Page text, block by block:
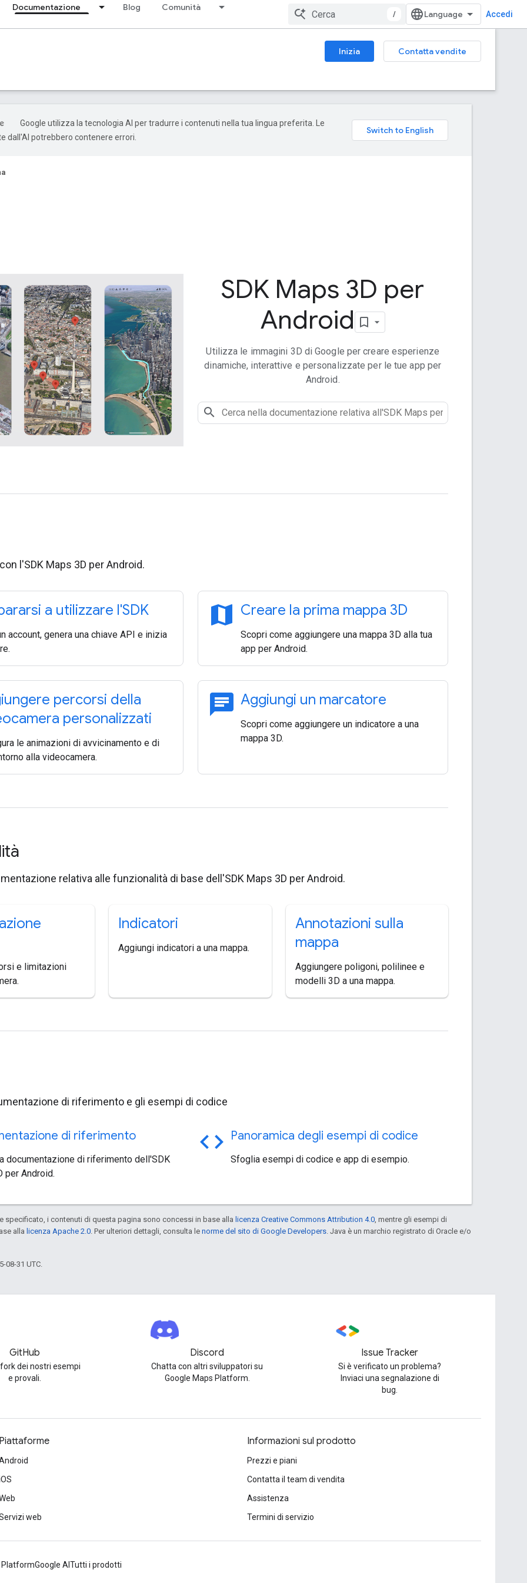
Documentazione Blog Comunità
/ Accedi
Inizia
Contatta vendite
Google utilizza la tecnologia AI per tradurre i contenuti nella tua lingua preferita. Le
dall'AI potrebbero contenere errori.
SDK Maps 3D per
Android
Utilizza le immagini 3D di Google per creare esperienze
dinamiche, interattive e personalizzate per le tue app per
Android.
l'SDK Maps 3D per Android.
a utilizzare l'SDK
account, genera una chiave API e inizia
map Creare la prima mappa 3D
Scopri come aggiungere una mappa 3D alla tua
app per Android.
percorsi della
personalizzati
le animazioni di avvicinamento e di
alla videocamera.
chat Aggiungi un marcatore
Scopri come aggiungere un indicatore a una
mappa 3D.
relativa alle funzionalità di base dell'SDK Maps 3D per Android.
e limitazioni
Indicatori
Aggiungi indicatori a una mappa.
Annotazioni sulla
mappa
Aggiungere poligoni, polilinee e
modelli 3D a una mappa.
di riferimento e gli esempi di codice
di riferimento
documentazione di riferimento dell'SDK
per Android.
code Panoramica degli esempi di codice
Sfoglia esempi di codice e app di esempio.
specificato, i contenuti di questa pagina sono concessi in base alla licenza Creative Commons Attribution 4.0, mentre gli esempi di
alla licenza Apache 2.0. Per ulteriori dettagli, consulta le norme del sito di Google Developers. Java è un marchio registrato di Oracle e/o
08-31 UTC.
GitHub
fork dei nostri esempi
e provali.
Discord
Chatta con altri sviluppatori su
Google Maps Platform.
Issue Tracker
Si è verificato un problema?
Inviaci una segnalazione di
bug.
Piattaforme
web
Informazioni sul prodotto
Prezzi e piani
Contatta il team di vendita
Assistenza
Termini di servizio
PlatformGoogle AITutti i prodotti